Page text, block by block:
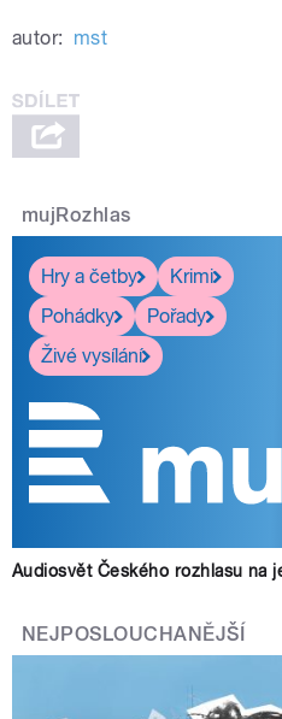
autor: mst
mujRozhlas
Hry a četby
Krimi
Pohádky
Pořady
Živé vysílání
Audiosvět Českého rozhlasu na
NEJPOSLOUCHANĚJŠÍ